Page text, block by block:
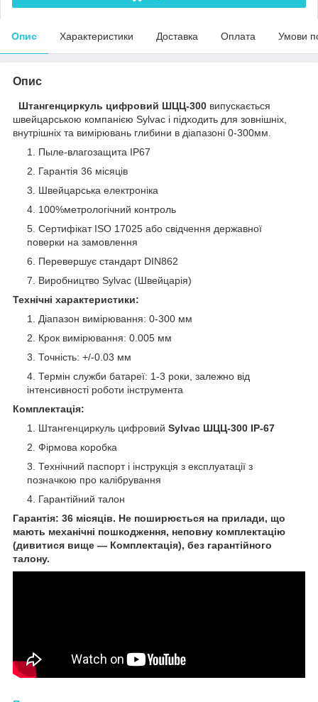
Опис Характеристики Доставка Оплата Умови
Опис
Штангенциркуль цифровий ШЦЦ-300 випускається
швейцарською компанією Sylvac і підходить для зовнішніх,
внутрішніх та вимірювань глибини в діапазоні 0-300мм.
Пыле-влагозащита IP67
Гарантія 36 місяців
Швейцарська електроніка
100%метрологічний контроль
Сертифікат ISO 17025 або свідчення державної
поверки на замовлення
Перевершує стандарт DIN862
Виробництво Sylvac (Швейцарія)
Технічні характеристики:
Діапазон вимірювання: 0-300 мм
Крок вимірювання: 0.005 мм
Точність: +/-0.03 мм
Термін служби батареї: 1-3 роки, залежно від
інтенсивності роботи інструмента
Комплектація:
Штангенциркуль цифровий Sylvac ШЦЦ-300 IP-67
Фірмова коробка
Технічний паспорт і інструкція з експлуатації з
позначкою про калібрування
Гарантійний талон
Гарантія: 36 місяців. Не поширюється на прилади, що
мають механічні пошкодження, неповну комплектацію
(дивитися вище — Комплектація), без гарантійного
талону.